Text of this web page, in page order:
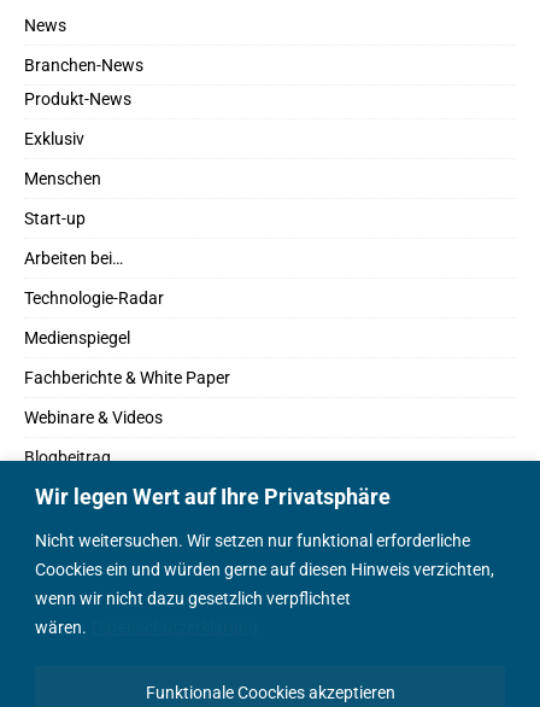
Wir legen Wert auf Ihre Privatsphäre
Nicht weitersuchen. Wir setzen nur funktional erforderliche
Coockies ein und würden gerne auf diesen Hinweis verzichten,
wenn wir nicht dazu gesetzlich verpflichtet
wären.
Funktionale Coockies akzeptieren
News
Branchen-News
Produkt-News
Exklusiv
Menschen
Start-up
Arbeiten bei…
Technologie-Radar
Medienspiegel
Fachberichte & White Paper
Webinare & Videos
Blogbeitrag
Fachbücher
Marktreport
Podcasts
Positionspapier
English Content